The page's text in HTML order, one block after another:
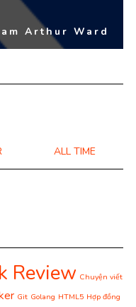
Arthur Ward
ALL TIME
Review Chuyện viết
Git Golang HTML5 Hợp đồng